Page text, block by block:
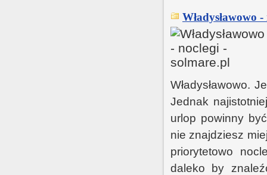
Władysławowo
Władysławowo.
Jednak
urlop powinny
nie znajdziesz
priorytetowo
daleko by